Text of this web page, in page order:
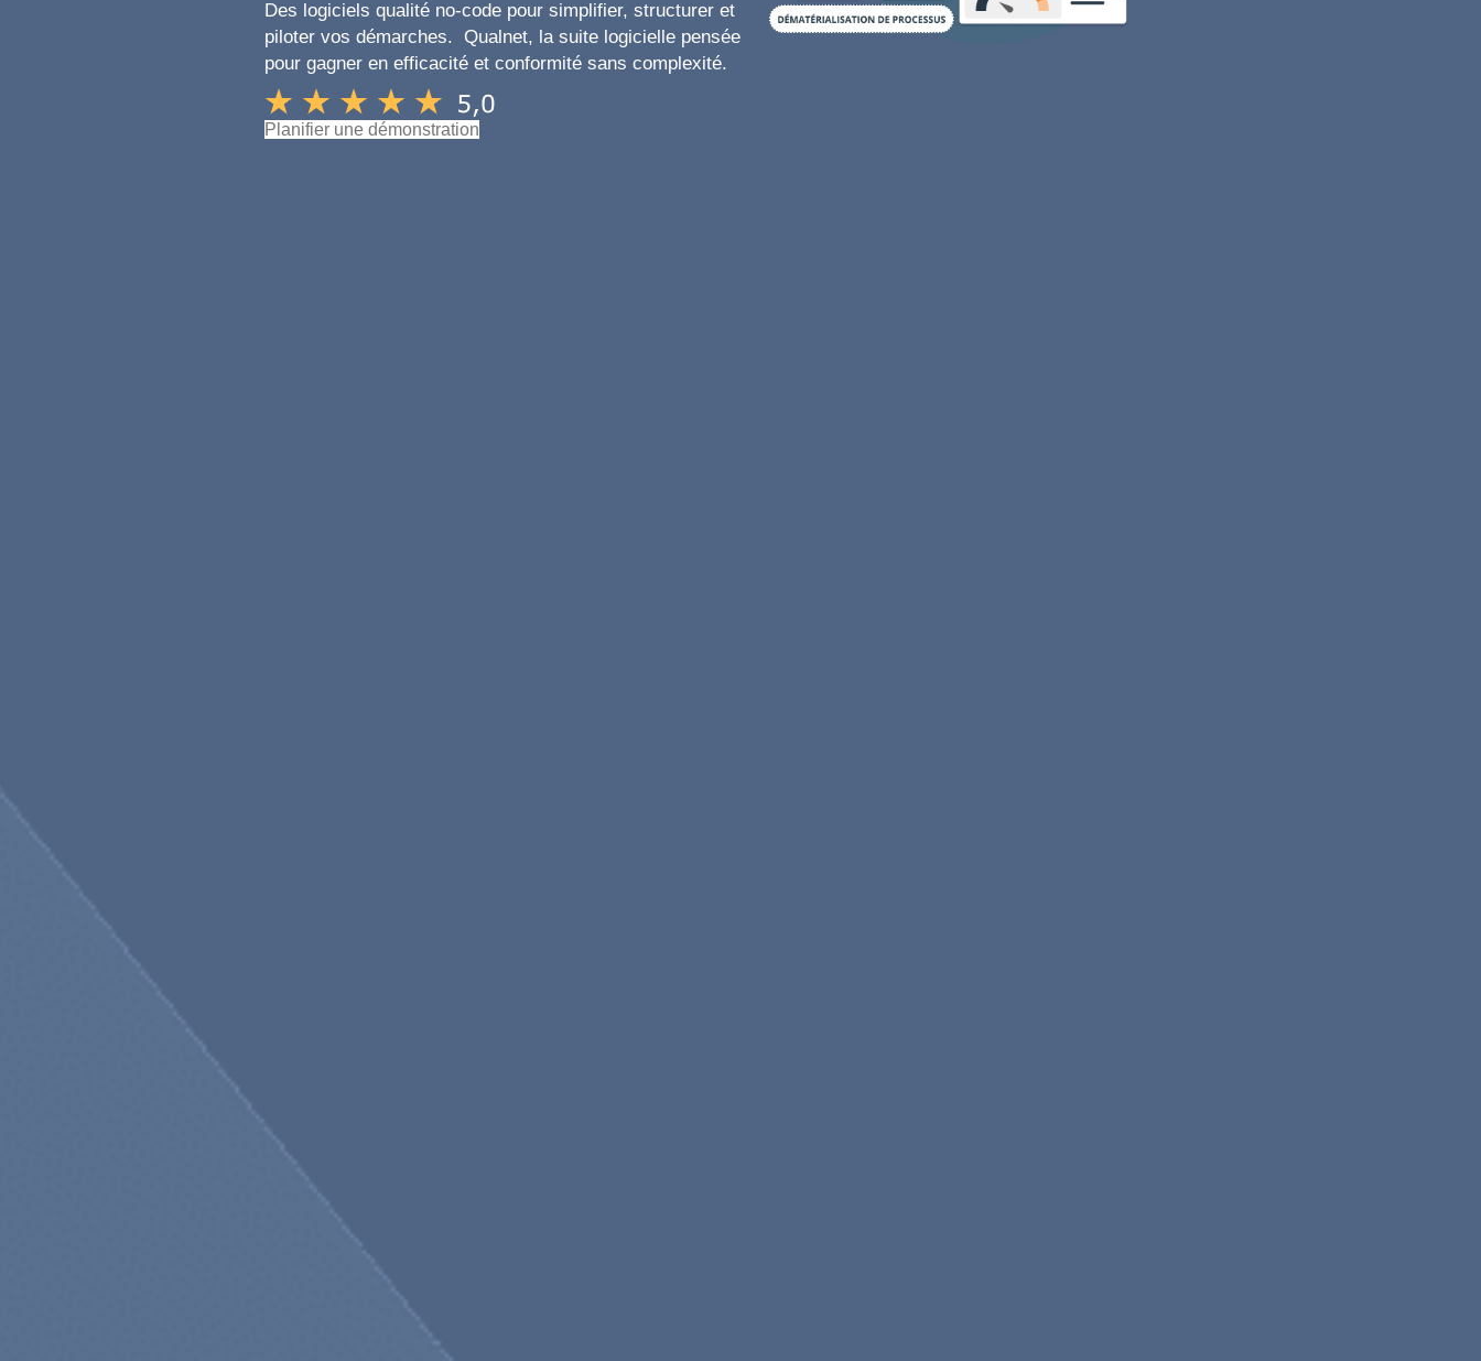
Des logiciels qualité no-code pour simplifier, structurer et
piloter vos démarches. Qualnet, la suite logicielle pensée
pour gagner en efficacité et conformité sans complexité.
Planifier une démonstration